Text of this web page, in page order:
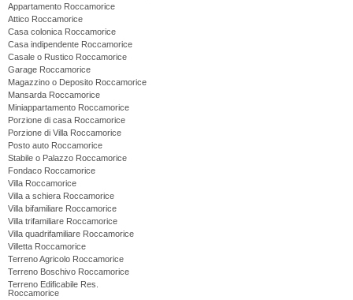
Appartamento Roccamorice
Attico Roccamorice
Casa colonica Roccamorice
Casa indipendente Roccamorice
Casale o Rustico Roccamorice
Garage Roccamorice
Magazzino o Deposito Roccamorice
Mansarda Roccamorice
Miniappartamento Roccamorice
Porzione di casa Roccamorice
Porzione di Villa Roccamorice
Posto auto Roccamorice
Stabile o Palazzo Roccamorice
Fondaco Roccamorice
Villa Roccamorice
Villa a schiera Roccamorice
Villa bifamiliare Roccamorice
Villa trifamiliare Roccamorice
Villa quadrifamiliare Roccamorice
Villetta Roccamorice
Terreno Agricolo Roccamorice
Terreno Boschivo Roccamorice
Terreno Edificabile Res.
Roccamorice